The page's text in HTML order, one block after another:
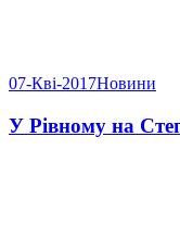
07-Кві-2017Новини
У Рівному на